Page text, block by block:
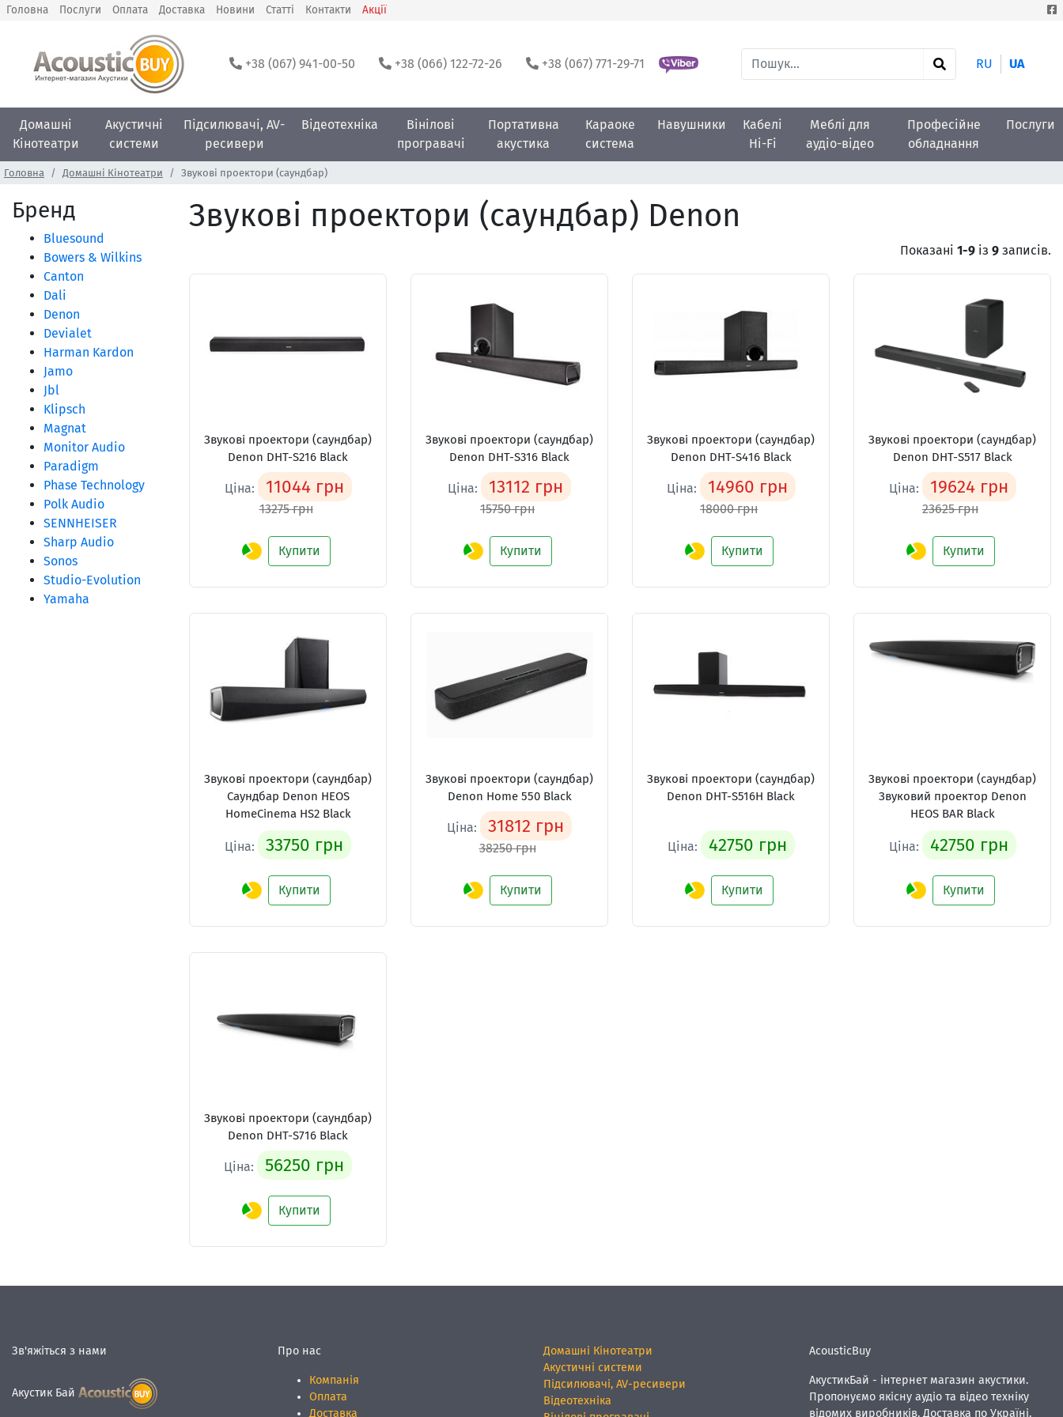
Головна Послуги Оплата Доставка Новини Статті Контакти Акції
+38 (067) 941-00-50 +38 (066) 122-72-26 +38 (067) 771-29-71 RU UA
Домашні
Кінотеатри
Акустичні
системи
Підсилювачі, AV-
ресивери
Відеотехніка
Вінілові
програвачі
Портативна
акустика
Караоке
система
Навушники
Кабелі
Hi-Fi
Меблі для
аудіо-відео
Професійне
обладнання
Послуги
Головна Домашні Кінотеатри Звукові проектори (саундбар)
Бренд
Bluesound
Bowers & Wilkins
Canton
Dali
Denon
Devialet
Harman Kardon
Jamo
Jbl
Klipsch
Magnat
Monitor Audio
Paradigm
Phase Technology
Polk Audio
SENNHEISER
Sharp Audio
Sonos
Studio-Evolution
Yamaha
Звукові проектори (саундбар) Denon
Показані 1-9 із 9 записів.
Звукові проектори (саундбар)
Denon DHT-S216 Black
Ціна: 11044 грн
13275 грн
Купити
Звукові проектори (саундбар)
Denon DHT-S316 Black
Ціна: 13112 грн
15750 грн
Купити
Звукові проектори (саундбар)
Denon DHT-S416 Black
Ціна: 14960 грн
18000 грн
Купити
Звукові проектори (саундбар)
Denon DHT-S517 Black
Ціна: 19624 грн
23625 грн
Купити
Звукові проектори (саундбар)
Саундбар Denon HEOS
HomeCinema HS2 Black
Ціна: 33750 грн
Купити
Звукові проектори (саундбар)
Denon Home 550 Black
Ціна: 31812 грн
38250 грн
Купити
Звукові проектори (саундбар)
Denon DHT-S516H Black
Ціна: 42750 грн
Купити
Звукові проектори (саундбар)
Звуковий проектор Denon
HEOS BAR Black
Ціна: 42750 грн
Купити
Звукові проектори (саундбар)
Denon DHT-S716 Black
Ціна: 56250 грн
Купити
Зв'яжіться з нами
Акустик Бай
Про нас
Компанія
Оплата
Доставка
Домашні Кінотеатри
Акустичні системи
Підсилювачі, AV-ресивери
Відеотехніка
AcousticBuy
АкустикБай - інтернет магазин акустики.
Пропонуємо якісну аудіо та відео техніку
відомих виробників. Доставка по Україні.